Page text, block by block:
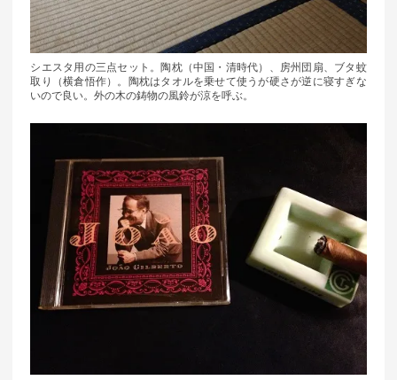
シエスタ用の三点セット。陶枕（中国・清時代）、房州団扇、ブタ蚊
取り（横倉悟作）。陶枕はタオルを乗せて使うが硬さが逆に寝すぎな
いので良い。外の木の鋳物の風鈴が涼を呼ぶ。